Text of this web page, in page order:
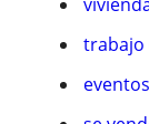
trabajo